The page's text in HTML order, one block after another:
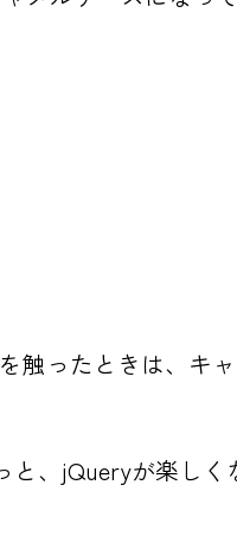
触ったときは、キ
、jQueryが楽しく